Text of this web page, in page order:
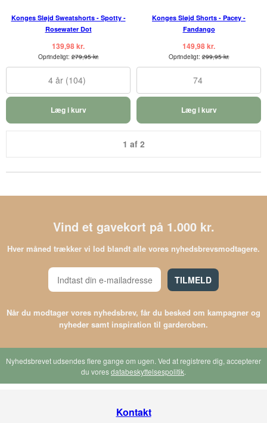
Konges Sløjd Sweatshorts - Spotty -
Rosewater Dot
139,98 kr.
Oprindeligt:279,95 kr.
4 år (104)
Læg i kurv
Konges Sløjd Shorts - Pacey -
Fandango
149,98 kr.
Oprindeligt:299,95 kr.
74
Læg i kurv
1 af 2
Vind et gavekort på 1.000 kr.
Hver måned trækker vi lod blandt alle vores nyhedsbrevsmodtagere.
TILMELD
Når du modtager vores nyhedsbrev, får du besked om kampagner og
nyheder samt inspiration til garderoben.
Nyhedsbrevet udsendes flere gange om ugen. Ved at registrere dig, accepterer
du voresdatabeskyttelsespolitik.
Kontakt